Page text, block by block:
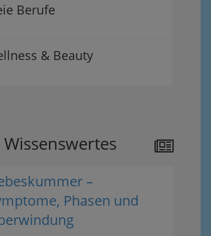
Berufe
& Beauty
–
Phasen und